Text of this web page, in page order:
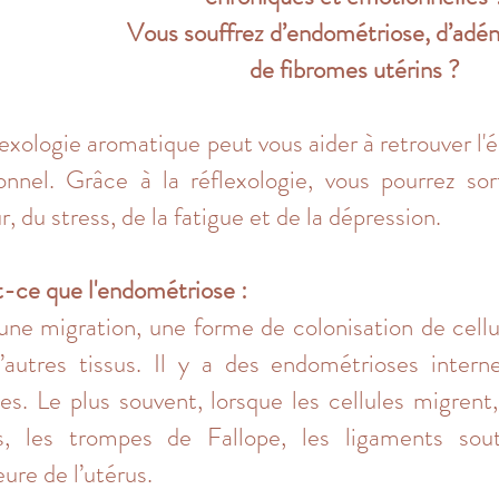
Vous souffrez d’endométriose,
de fibromes utérins ?
aromatique peut vous aider à retrouver
Grâce à la réflexologie, vous pourrez
du stress, de la fatigue et de la dépression.
ce que l'endométriose :
migration, une forme de colonisation de
tissus. Il y a des endométrioses
Le plus souvent, lorsque les cellules
les trompes de Fallope, les ligaments
de l’utérus.